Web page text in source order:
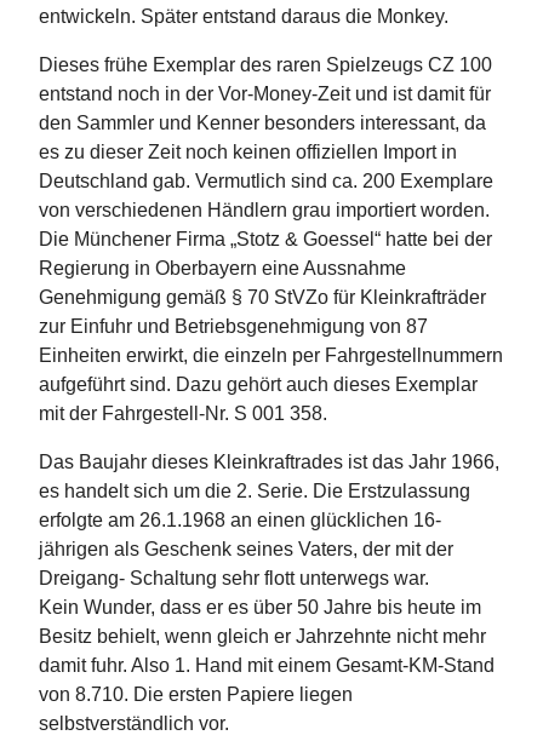
entwickeln. Später entstand daraus die Monkey.
Dieses frühe Exemplar des raren Spielzeugs CZ 100
entstand noch in der Vor-Money-Zeit und ist damit für
den Sammler und Kenner besonders interessant, da
es zu dieser Zeit noch keinen offiziellen Import in
Deutschland gab. Vermutlich sind ca. 200 Exemplare
von verschiedenen Händlern grau importiert worden.
Die Münchener Firma „Stotz & Goessel“ hatte bei der
Regierung in Oberbayern eine Aussnahme
Genehmigung gemäß § 70 StVZo für Kleinkrafträder
zur Einfuhr und Betriebsgenehmigung von 87
Einheiten erwirkt, die einzeln per Fahrgestellnummern
aufgeführt sind. Dazu gehört auch dieses Exemplar
mit der Fahrgestell-Nr. S 001 358.
Das Baujahr dieses Kleinkraftrades ist das Jahr 1966,
es handelt sich um die 2. Serie. Die Erstzulassung
erfolgte am 26.1.1968 an einen glücklichen 16-
jährigen als Geschenk seines Vaters, der mit der
Dreigang- Schaltung sehr flott unterwegs war.
Kein Wunder, dass er es über 50 Jahre bis heute im
Besitz behielt, wenn gleich er Jahrzehnte nicht mehr
damit fuhr. Also 1. Hand mit einem Gesamt-KM-Stand
von 8.710. Die ersten Papiere liegen
selbstverständlich vor.